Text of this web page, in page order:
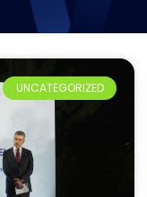
UNCATEGORIZED